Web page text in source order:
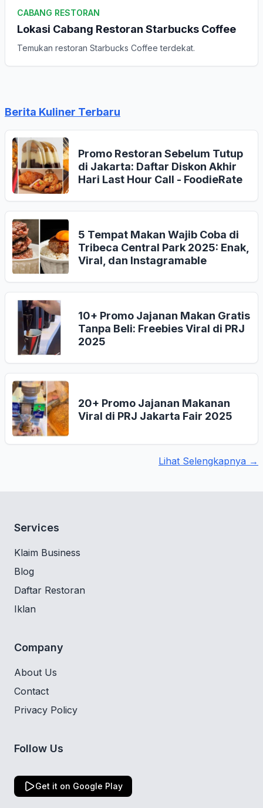
CABANG RESTORAN
Lokasi Cabang Restoran Starbucks Coffee
Temukan restoran Starbucks Coffee terdekat.
Berita Kuliner Terbaru
Promo Restoran Sebelum Tutup
di Jakarta: Daftar Diskon Akhir
Hari Last Hour Call - FoodieRate
5 Tempat Makan Wajib Coba di
Tribeca Central Park 2025: Enak,
Viral, dan Instagramable
10+ Promo Jajanan Makan Gratis
Tanpa Beli: Freebies Viral di PRJ
2025
20+ Promo Jajanan Makanan
Viral di PRJ Jakarta Fair 2025
Lihat Selengkapnya →
Services
Klaim Business
Blog
Daftar Restoran
Iklan
Company
About Us
Contact
Privacy Policy
Follow Us
Get it on Google Play